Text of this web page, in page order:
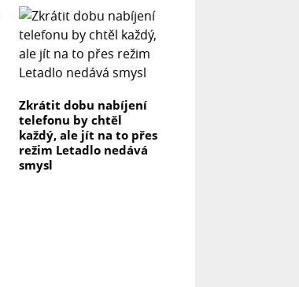
Zkrátit dobu nabíjení
telefonu by chtěl
každý, ale jít na to přes
režim Letadlo nedává
smysl